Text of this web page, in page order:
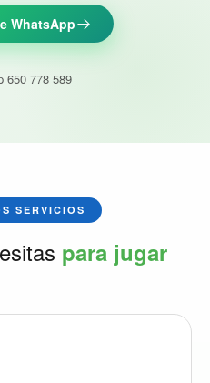
WhatsApp
650 778 589
SERVICIOS
para jugar